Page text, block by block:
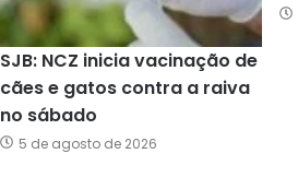
SJB: NCZ inicia vacinação de
cães e gatos contra a raiva
no sábado
5 de agosto de 2026